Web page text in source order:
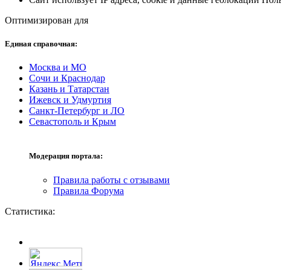
Оптимизирован для
Единая справочная:
Москва и МО
Сочи и Краснодар
Казань и Татарстан
Ижевск и Удмуртия
Санкт-Петербург и ЛО
Севастополь и Крым
Модерация портала:
Правила работы с отзывами
Правила Форума
Статистика: